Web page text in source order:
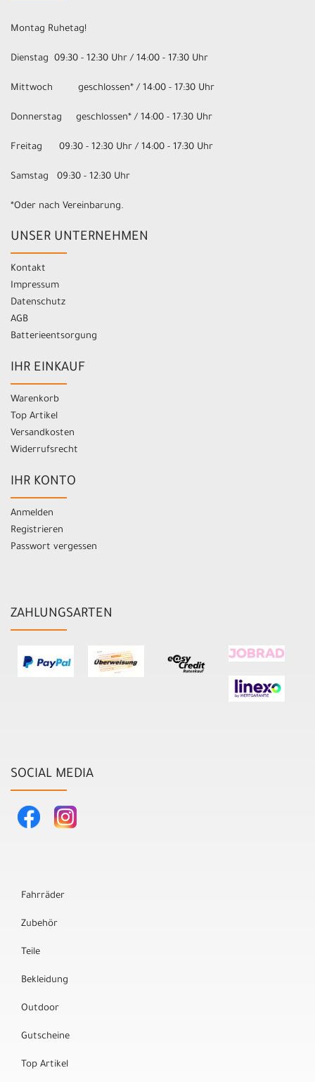
Montag Ruhetag!
Dienstag 09:30 - 12:30 Uhr / 14:00 - 17:30 Uhr
Mittwoch geschlossen* / 14:00 - 17:30 Uhr
Donnerstag geschlossen* / 14:00 - 17:30 Uhr
Freitag 09:30 - 12:30 Uhr / 14:00 - 17:30 Uhr
Samstag 09:30 - 12:30 Uhr
*Oder nach Vereinbarung.
UNSER UNTERNEHMEN
Kontakt
Impressum
Datenschutz
AGB
Batterieentsorgung
IHR EINKAUF
Warenkorb
Top Artikel
Versandkosten
Widerrufsrecht
IHR KONTO
Anmelden
Registrieren
Passwort vergessen
ZAHLUNGSARTEN
SOCIAL MEDIA
Fahrräder
Zubehör
Teile
Bekleidung
Outdoor
Gutscheine
Top Artikel